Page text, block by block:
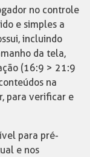
no controle
e simples a
incluindo
da tela,
(16:9 > 21:9
na
para verificar e
para pré-
e nos